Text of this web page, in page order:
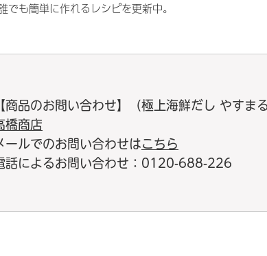
でも簡単に作れるレシピを更新中。
【商品のお問い合わせ】（極上海鮮だし やすまる
橋商店
ールでのお問い合わせはこちら
話によるお問い合わせ：0120-688-226